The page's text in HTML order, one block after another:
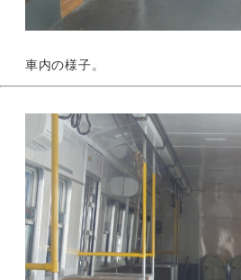
車内の様子。